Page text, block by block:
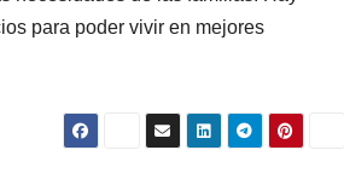
para poder vivir en mejores